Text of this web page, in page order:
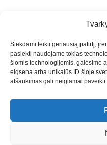
Siekdami teikti geriausią patirtį,
pasiekti naudojame tokias
šiomis technologijomis, galėsime
elgsena arba unikalūs ID šioje
atšaukimas gali neigiamai
PASLAUGOS. SEO
straipsnių rašymas ir
svetaines.2026Armijai.LT
Themes.
Marketingo